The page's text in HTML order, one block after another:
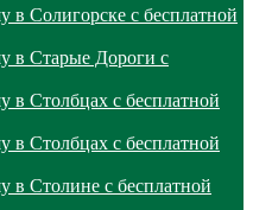
в Солигорске с бесплатной
в Старые Дороги с
в Столбцах с бесплатной
в Столбцах с бесплатной
в Столине с бесплатной